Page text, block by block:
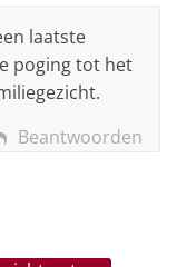
laatste
poging tot het
Beantwoorden